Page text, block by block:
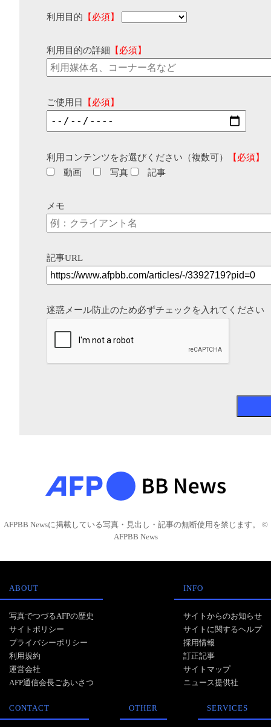
利用目的 【必須】
利用目的の詳細 【必須】
ご使用日 【必須】
利用コンテンツをお選びください（複数可）
【必須】
動画
写真 記事
メモ
記事URL
迷惑メール防止のため必ずチェックを入れてください
AFPBB Newsに掲載している写真・見出し・記事の無断使用を禁じます。 ©
AFPBB News
ABOUT
写真でつづるAFPの歴史
サイトポリシー
プライバシーポリシー
利用規約
運営会社
AFP通信会長ごあいさつ
INFO
サイトからのお知らせ
サイトに関するヘルプ
採用情報
訂正記事
サイトマップ
ニュース提供社
CONTACT OTHER SERVICES